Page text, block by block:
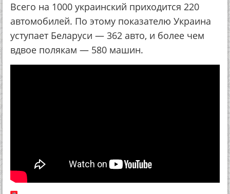
Всего на 1000 украинский приходится 220
автомобилей. По этому показателю Украина
уступает Беларуси — 362 авто, и более чем
вдвое полякам — 580 машин.